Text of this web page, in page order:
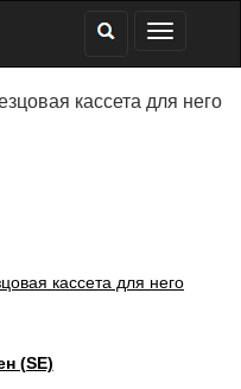
кассета для него
(SE)